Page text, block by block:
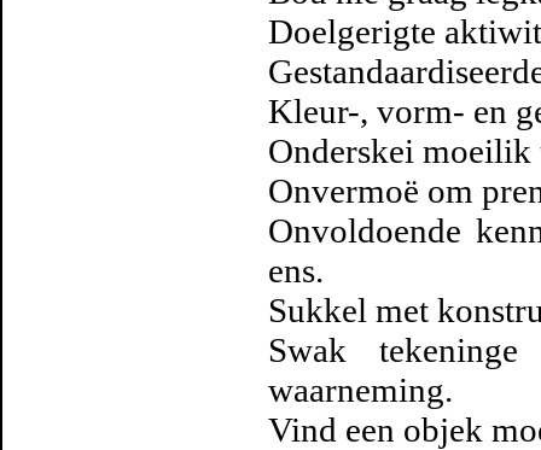
Doelgerigte
Kleur-, vorm- en
Onderskei moeilik
Onvermoë om
Onvoldoende
ens.
Sukkel met
Swak
waarneming.
Vind een objek